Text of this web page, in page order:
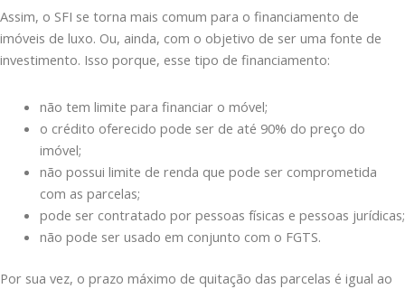
Assim, o SFI se torna mais comum para o financiamento de
imóveis de luxo. Ou, ainda, com o objetivo de ser uma fonte de
investimento. Isso porque, esse tipo de financiamento:
não tem limite para financiar o móvel;
o crédito oferecido pode ser de até 90% do preço do
imóvel;
não possui limite de renda que pode ser comprometida
com as parcelas;
pode ser contratado por pessoas físicas e pessoas jurídicas;
não pode ser usado em conjunto com o FGTS.
Por sua vez, o prazo máximo de quitação das parcelas é igual ao